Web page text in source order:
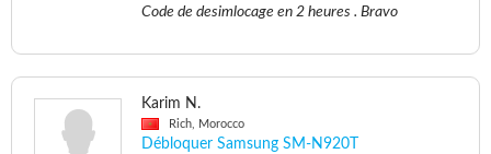
Code de desimlocage en 2 heures . Bravo
Karim N.
Rich, Morocco
Débloquer Samsung SM-N920T